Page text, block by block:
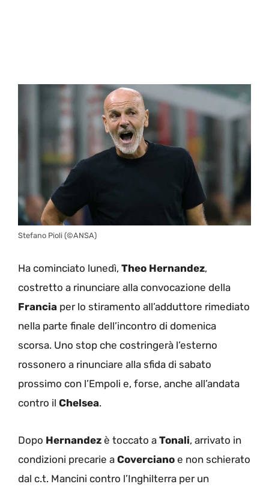
Stefano Pioli (©ANSA)
Ha cominciato lunedì, Theo Hernandez,
costretto a rinunciare alla convocazione della
Francia per lo stiramento all’adduttore rimediato
nella parte finale dell’incontro di domenica
scorsa. Uno stop che costringerà l’esterno
rossonero a rinunciare alla sfida di sabato
prossimo con l’Empoli e, forse, anche all’andata
contro il Chelsea.
Dopo Hernandez è toccato a Tonali, arrivato in
condizioni precarie a Coverciano e non schierato
dal c.t. Mancini contro l’Inghilterra per un